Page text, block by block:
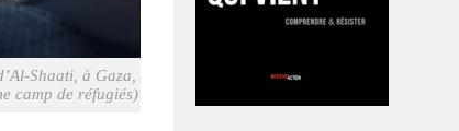
Shaati, à Gaza,
camp de réfugiés)